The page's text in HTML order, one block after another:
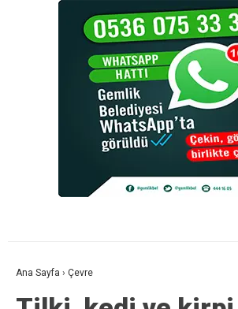
Ana Sayfa › Çevre